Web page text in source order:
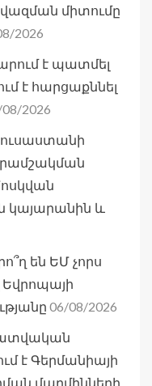
միտումը
2026
է պատմել
է հարցաքննել
2026
կայարանին և
են ԵՄ չորս
Եվրոպայի
06/08/2026
է Գերմանիայի